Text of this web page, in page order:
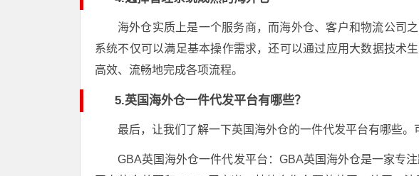
海外仓实质上是一个服务商，而海外仓、客户和物流公司
系统不仅可以满足基本操作需求，还可以通过应用大数据技术
高效、流畅地完成各项流程。
5.英国海外仓一件代发平台有哪些？
最后，让我们了解一下英国海外仓的一件代发平台有哪些。
GBA英国海外仓一件代发平台：GBA英国海外仓是一家专